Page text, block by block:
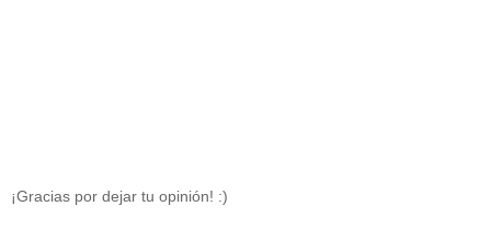
¡Gracias por dejar tu opinión! :)